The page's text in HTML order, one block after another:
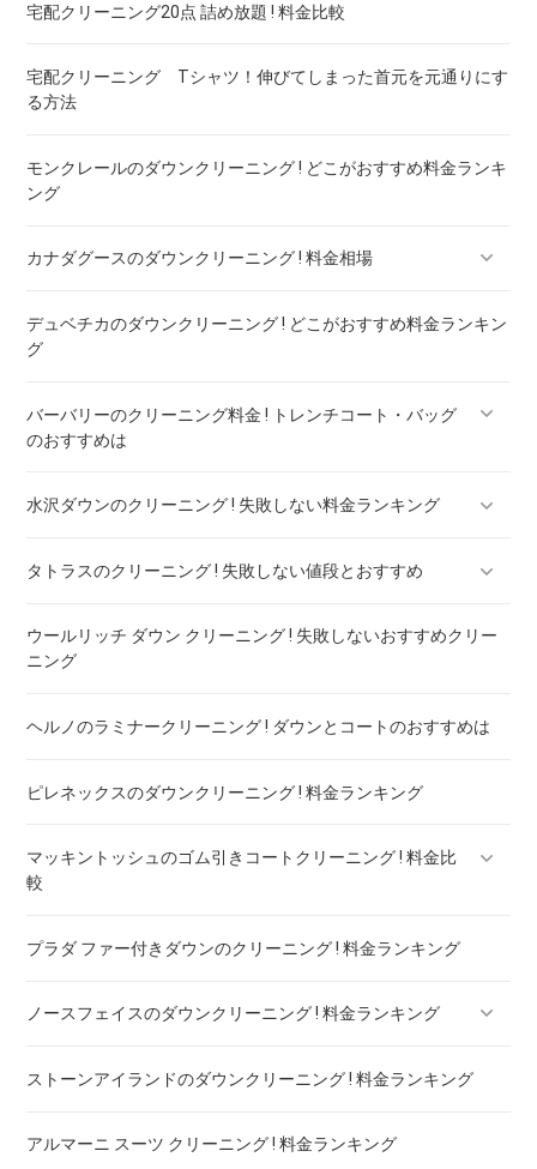
宅配クリーニング20点 詰め放題 ! 料金比較
宅配クリーニング Tシャツ！伸びてしまった首元を元通りにす
る方法
モンクレールのダウンクリーニング ! どこがおすすめ料金ランキ
ング
カナダグースのダウンクリーニング ! 料金相場
カナダグースのダウンのリペア ! 料金ランキング
デュベチカのダウンクリーニング ! どこがおすすめ料金ランキン
グ
バーバリーのクリーニング料金 ! トレンチコート・バッグ
のおすすめは
バーバリー ダウン クリーニング ! 料金ランキング
水沢ダウンのクリーニング ! 失敗しない料金ランキング
水沢ダウンのリペア ! 料金ランキング
タトラスのクリーニング ! 失敗しない値段とおすすめ
タトラスのダウンのリペア ! 料金ランキング
ウールリッチ ダウン クリーニング ! 失敗しないおすすめクリー
ニング
ヘルノのラミナークリーニング ! ダウンとコートのおすすめは
ピレネックスのダウンクリーニング ! 料金ランキング
マッキントッシュのゴム引きコートクリーニング ! 料金比
較
マッキントッシュフィロソフィー ボンディングコート クリー
プラダ ファー付きダウンのクリーニング ! 料金ランキング
ノースフェイスのダウンクリーニング ! 料金ランキング
ノースフェイスのダウンのリペア ! 料金ランキング
ストーンアイランドのダウンクリーニング ! 料金ランキング
アルマーニ スーツ クリーニング ! 料金ランキング